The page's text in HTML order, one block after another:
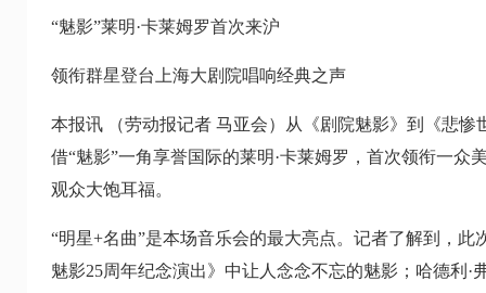
“魅影”莱明·卡莱姆罗首次来沪
领衔群星登台上海大剧院唱响经典之声
本报讯 （劳动报记者 马亚会）从《剧院魅影》到《悲
借“魅影”一角享誉国际的莱明·卡莱姆罗，首次领衔一
观众大饱耳福。
“明星+名曲”是本场音乐会的最大亮点。记者了解到，
魅影25周年纪念演出》中让人念念不忘的魅影；哈德利